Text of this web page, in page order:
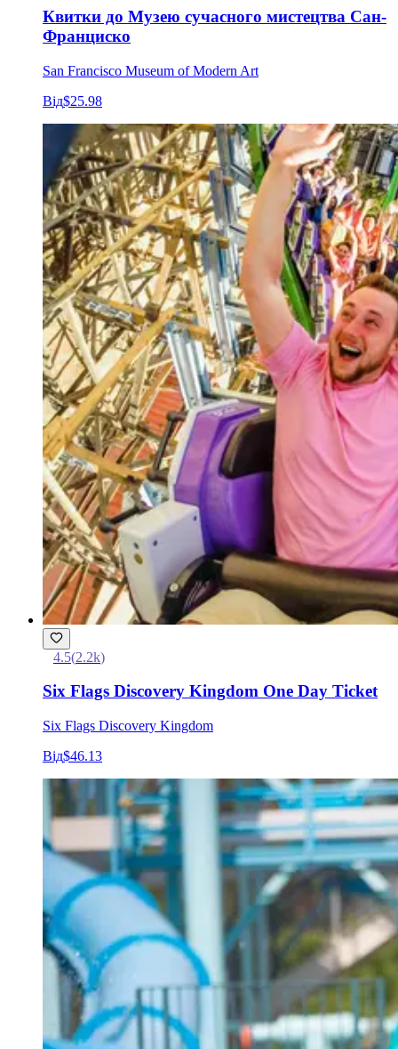
Квитки до Музею сучасного мистецтва Сан-
Франциско
San Francisco Museum of Modern Art
Від$25.98
4.5(2.2k)
Six Flags Discovery Kingdom One Day Ticket
Six Flags Discovery Kingdom
Від$46.13